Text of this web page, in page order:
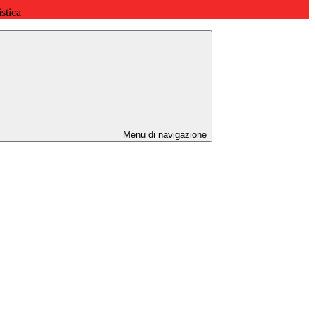
Menu di navigazione